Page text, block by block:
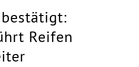
Reifen